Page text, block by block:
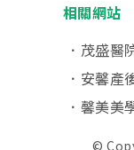
相關網站
茂盛醫
安馨產
馨美美
©